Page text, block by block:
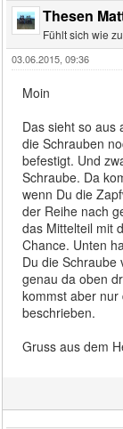
Thesen
Fühlt sich wie
03.06.2015, 09:36
Moin
Das sieht so aus
die Schrauben
befestigt. Und
Schraube. Da
wenn Du die
der Reihe nach
das Mittelteil mit
Chance. Unten
Du die Schraube
genau da oben
kommst aber
beschrieben.
Gruss aus dem